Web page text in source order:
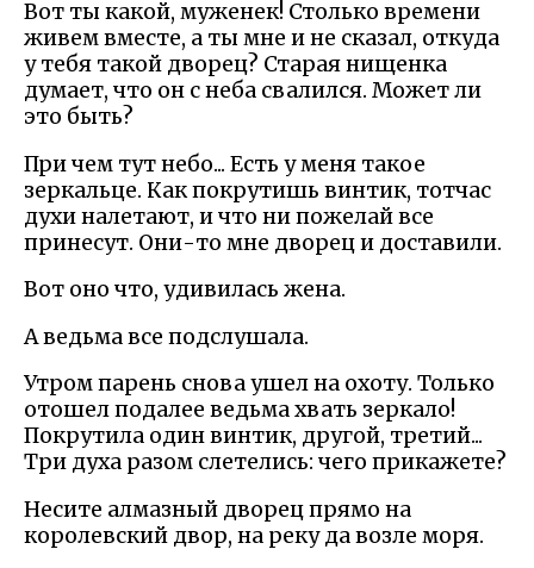
Вот ты какой, муженек! Столько времени
живем вместе, а ты мне и не сказал, откуда
у тебя такой дворец? Старая нищенка
думает, что он с неба свалился. Может ли
это быть?
При чем тут небо... Есть у меня такое
зеркальце. Как покрутишь винтик, тотчас
духи налетают, и что ни пожелай все
принесут. Они-то мне дворец и доставили.
Вот оно что, удивилась жена.
А ведьма все подслушала.
Утром парень снова ушел на охоту. Только
отошел подалее ведьма хвать зеркало!
Покрутила один винтик, другой, третий...
Три духа разом слетелись: чего прикажете?
Несите алмазный дворец прямо на
королевский двор, на реку да возле моря.